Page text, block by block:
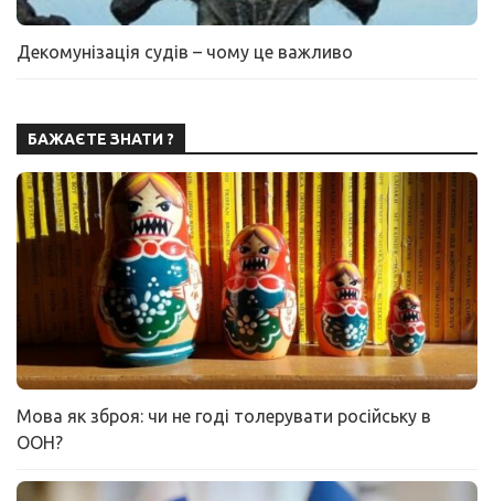
Декомунізація судів – чому це важливо
БАЖАЄТЕ ЗНАТИ ?
Мова як зброя: чи не годі толерувати російську в
ООН?